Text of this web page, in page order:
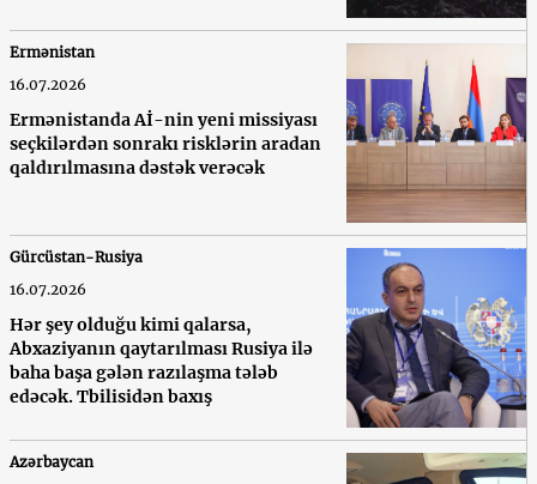
Ermənistan
16.07.2026
Ermənistanda Aİ-nin yeni missiyası
seçkilərdən sonrakı risklərin aradan
qaldırılmasına dəstək verəcək
Gürcüstan-Rusiya
16.07.2026
Hər şey olduğu kimi qalarsa,
Abxaziyanın qaytarılması Rusiya ilə
baha başa gələn razılaşma tələb
edəcək. Tbilisidən baxış
Azərbaycan